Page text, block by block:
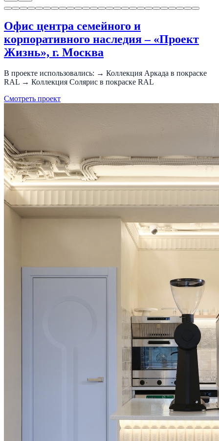
Офис центра семейного и
корпоративного наследия – «Проект
Жизнь», г. Москва
В проекте использовались: → Коллекция Аркада в покраске
RAL → Коллекция Солярис в покраске RAL
Смотреть проект